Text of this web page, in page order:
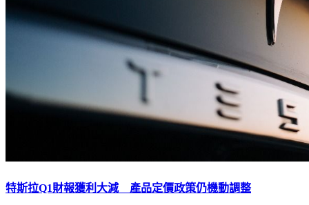
特斯拉Q1財報獲利大減 產品定價政策仍機動調整